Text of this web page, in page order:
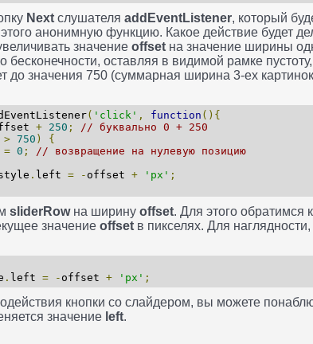
Next слушателя addEventListener, который
этого анонимную функцию. Какое действие будет
значение offset на значение ширины
бесконечности, оставляя в видимой рамке
до значения 750 (суммарная ширина 3-ех
( 'click' , function (){
+ 250 ;
// буквально 0 + 250
> 750 )
{
= 0 ;
// возвращение на нулевую позицию
. left = - offset + 'px' ;
sliderRowна ширину offset. Для этого обратимся к
значение offset в пикселях. Для
. left = - offset + 'px' ;
кнопки со слайдером, вы можете
значение left.